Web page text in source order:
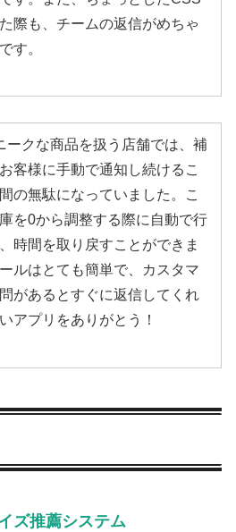
際も、チームの返信がめちゃ
す。
ークな商品を扱う店舗では、補
客様に手動で通知し続けるこ
の無駄になっていました。こ
を0から調整する際に自動で行
時間を取り戻すことができま
ルはとても簡単で、カスタマ
があるとすぐに返信してくれ
アプリをありがとう！
ズ推薦システム